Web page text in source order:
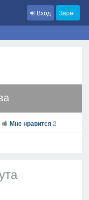
Вход Зарег.
Мне нравится 2